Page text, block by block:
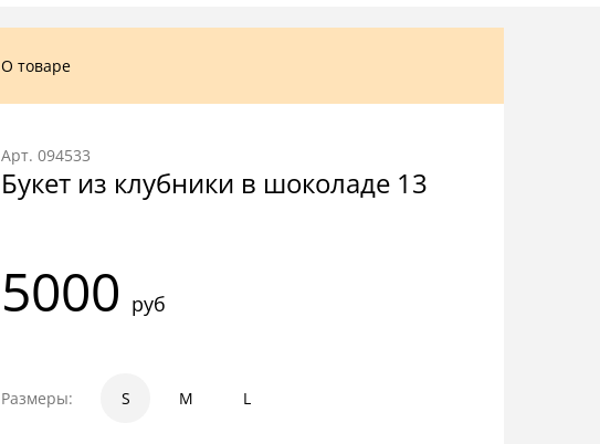
О товаре
Арт. 094533
Букет из клубники в шоколаде 13
5000 руб
Размеры: S
1 M
1.5 L
2